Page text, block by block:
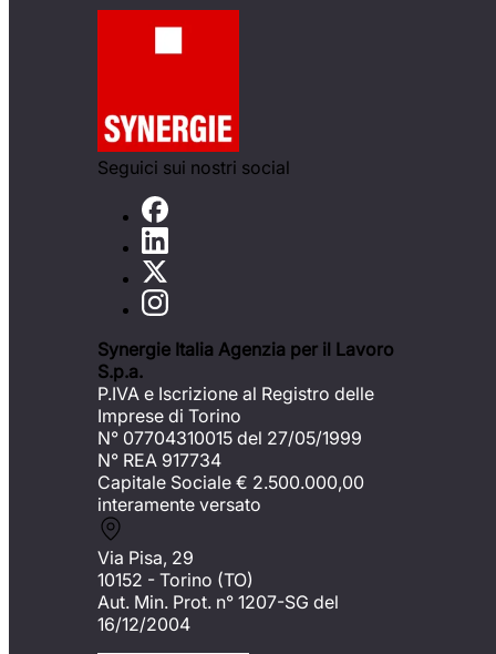
Seguici sui nostri social
Synergie Italia Agenzia per il Lavoro
S.p.a.
P.IVA e Iscrizione al Registro delle
Imprese di Torino
N° 07704310015 del 27/05/1999
N° REA 917734
Capitale Sociale € 2.500.000,00
interamente versato
Via Pisa, 29
10152 - Torino (TO)
Aut. Min. Prot. n° 1207-SG del
16/12/2004